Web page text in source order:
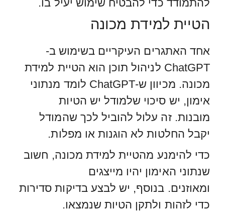
להתמודד כדי להבטיח שימוש יעיל בו.
הטיית למידת מכונה
אחד האתגרים העיקריים בשימוש ב-
ChatGPT לניהול תוכן הוא הטיית למידת
מכונה. מכיוון ש-ChatGPT לומד מנתוני
אימון, יש סיכוי שלמודל יש הטיות
מובנות. זה עלול להוביל לכך שהמודל
יקבל החלטות לא הוגנות או מפלות.
כדי להימנע מהטיית למידת מכונה, חשוב
שנתוני האימון יהיו מייצגים
ומאוזנים. בנוסף, יש לבצע בדיקות סדירות
כדי לזהות ולתקן הטיות שנמצאו.